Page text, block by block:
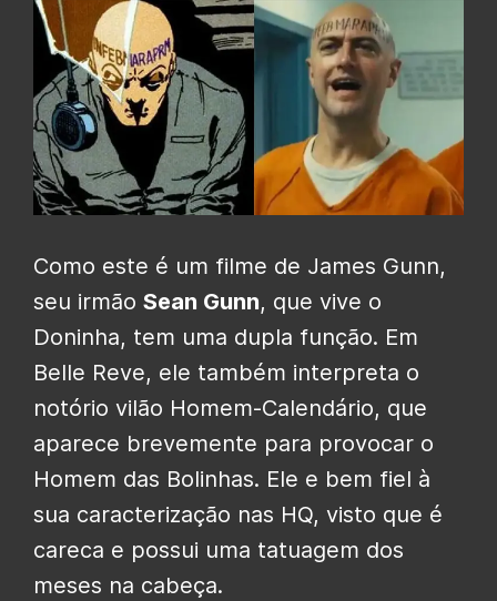
Como este é um filme de James Gunn,
seu irmão Sean Gunn, que vive o
Doninha, tem uma dupla função. Em
Belle Reve, ele também interpreta o
notório vilão Homem-Calendário, que
aparece brevemente para provocar o
Homem das Bolinhas. Ele e bem fiel à
sua caracterização nas HQ, visto que é
careca e possui uma tatuagem dos
meses na cabeça.